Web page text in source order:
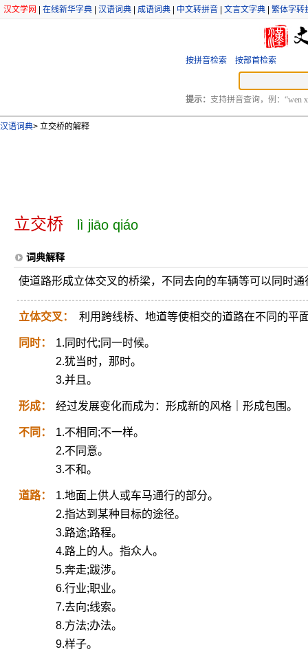
汉文学网 在线新华字典 汉语词典 成语词典 中文转拼音 文言文字典 繁体字转
按拼音检索 按部首检索
提示： 支持拼音查询，例：“wen
汉语词典> 立交桥的解释
立交桥 lì jiāo qiáo
词典解释
使道路形成立体交叉的桥梁，不同去向的车辆等可以同时通
立体交叉： 利用跨线桥、地道等使相交的道路在不同的平
同时：
1.同时代;同一时候。
2.犹当时，那时。
3.并且。
形成： 经过发展变化而成为：形成新的风格｜形成包围。
不同：
1.不相同;不一样。
2.不同意。
3.不和。
道路：
1.地面上供人或车马通行的部分。
2.指达到某种目标的途径。
3.路途;路程。
4.路上的人。指众人。
5.奔走;跋涉。
6.行业;职业。
7.去向;线索。
8.方法;办法。
9.样子。